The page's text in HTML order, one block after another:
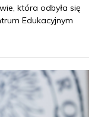
która odbyła się
Edukacyjnym